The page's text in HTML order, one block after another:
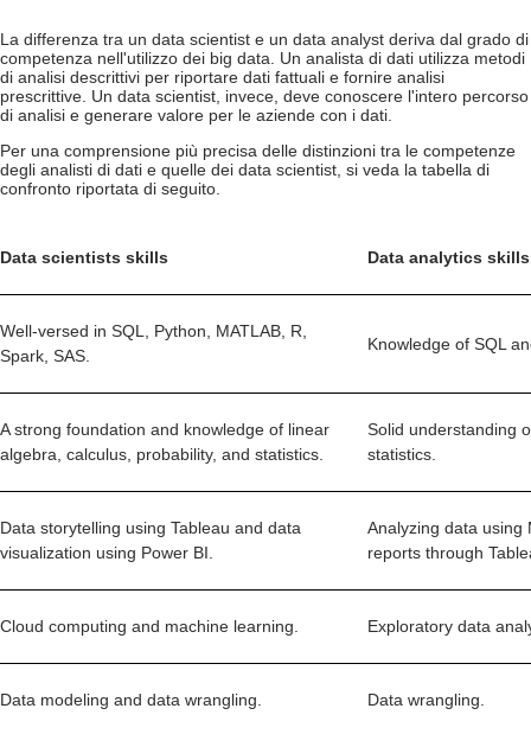
La differenza tra un data scientist e un data analyst deriva dal grado di
competenza nell'utilizzo dei big data. Un analista di dati utilizza metodi
di analisi descrittivi per riportare dati fattuali e fornire analisi
prescrittive. Un data scientist, invece, deve conoscere l'intero percorso
di analisi e generare valore per le aziende con i dati.
Per una comprensione più precisa delle distinzioni tra le competenze
degli analisti di dati e quelle dei data scientist, si veda la tabella di
confronto riportata di seguito.
Data scientists skills Data analytics skills
Well-versed in SQL, Python, MATLAB, R,
Spark, SAS.
Knowledge of SQL
A strong foundation and knowledge of linear
algebra, calculus, probability, and statistics.
Solid understanding
statistics.
Data storytelling using Tableau and data
visualization using Power BI.
Analyzing data using
reports through
Cloud computing and machine learning. Exploratory data
Data modeling and data wrangling. Data wrangling.